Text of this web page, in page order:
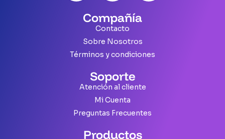
Compañía
Contacto
Sobre Nosotros
Términos y condiciones
Soporte
Atención al cliente
Mi Cuenta
Preguntas Frecuentes
Productos